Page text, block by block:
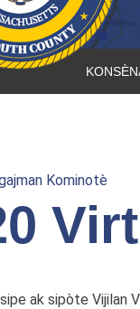
Kominotè
ak sipòte Vijilan